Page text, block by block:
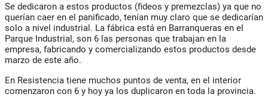
Se dedicaron a estos productos (fideos y premezclas) ya que no
querían caer en el panificado, tenían muy claro que se dedicarían
solo a nivel industrial. La fábrica está en Barranqueras en el
Parque Industrial, son 6 las personas que trabajan en la
empresa, fabricando y comercializando estos productos desde
marzo de este año.
En Resistencia tiene muchos puntos de venta, en el interior
comenzaron con 6 y hoy ya los duplicaron en toda la provincia.